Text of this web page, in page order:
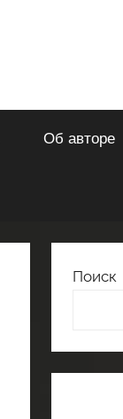
Об авторе
Поиск